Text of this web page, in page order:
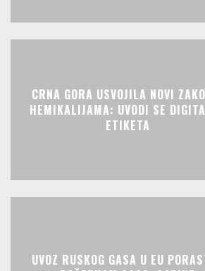
CRNA GORA USVOJILA NOVI
HEMIKALIJAMA: UVODI SE
ETIKETA
UVOZ RUSKOG GASA U EU